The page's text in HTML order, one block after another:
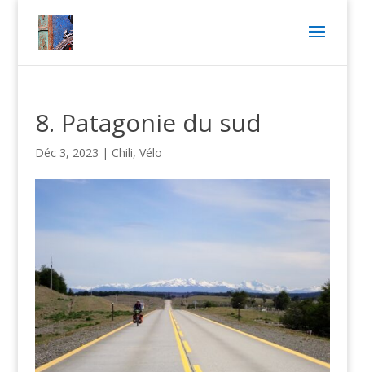
8. Patagonie du sud
Déc 3, 2023 | Chili, Vélo